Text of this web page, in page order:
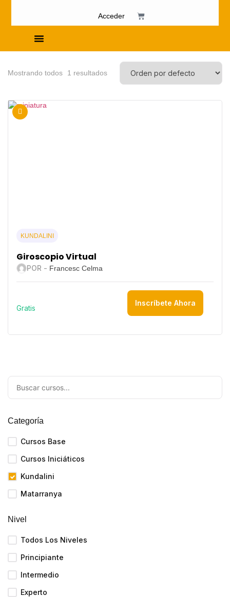
Acceder
Mostrando todos 1 resultados
KUNDALINI
Giroscopio Virtual
POR - Francesc Celma
Gratis
Inscríbete Ahora
Categoría
Cursos Base
Cursos Iniciáticos
Kundalini
Matarranya
Nivel
Todos Los Niveles
Principiante
Intermedio
Experto